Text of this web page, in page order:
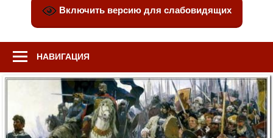
Включить версию для слабовидящих
НАВИГАЦИЯ